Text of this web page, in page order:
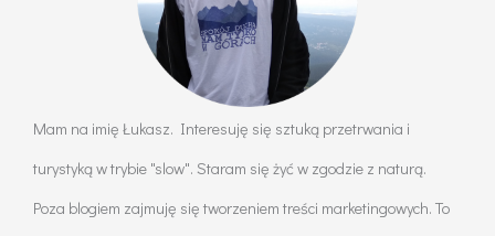
Mam na imię Łukasz. Interesuję się sztuką przetrwania i
turystyką w trybie "slow". Staram się żyć w zgodzie z naturą.
Poza blogiem zajmuję się tworzeniem treści marketingowych. To